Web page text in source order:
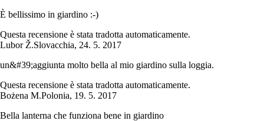
È bellissimo in giardino :-)
Questa recensione è stata tradotta automaticamente.
Lubor Ž.Slovacchia, 24. 5. 2017
un&#39;aggiunta molto bella al mio giardino sulla loggia.
Questa recensione è stata tradotta automaticamente.
Bożena M.Polonia, 19. 5. 2017
Bella lanterna che funziona bene in giardino